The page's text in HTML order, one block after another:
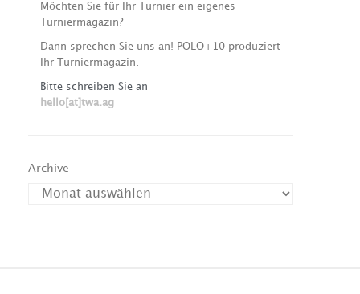
Möchten Sie für Ihr Turnier ein eigenes
Turniermagazin?
Dann sprechen Sie uns an! POLO+10 produziert
Ihr Turniermagazin.
Bitte schreiben Sie an
hello[at]twa.ag
Archive